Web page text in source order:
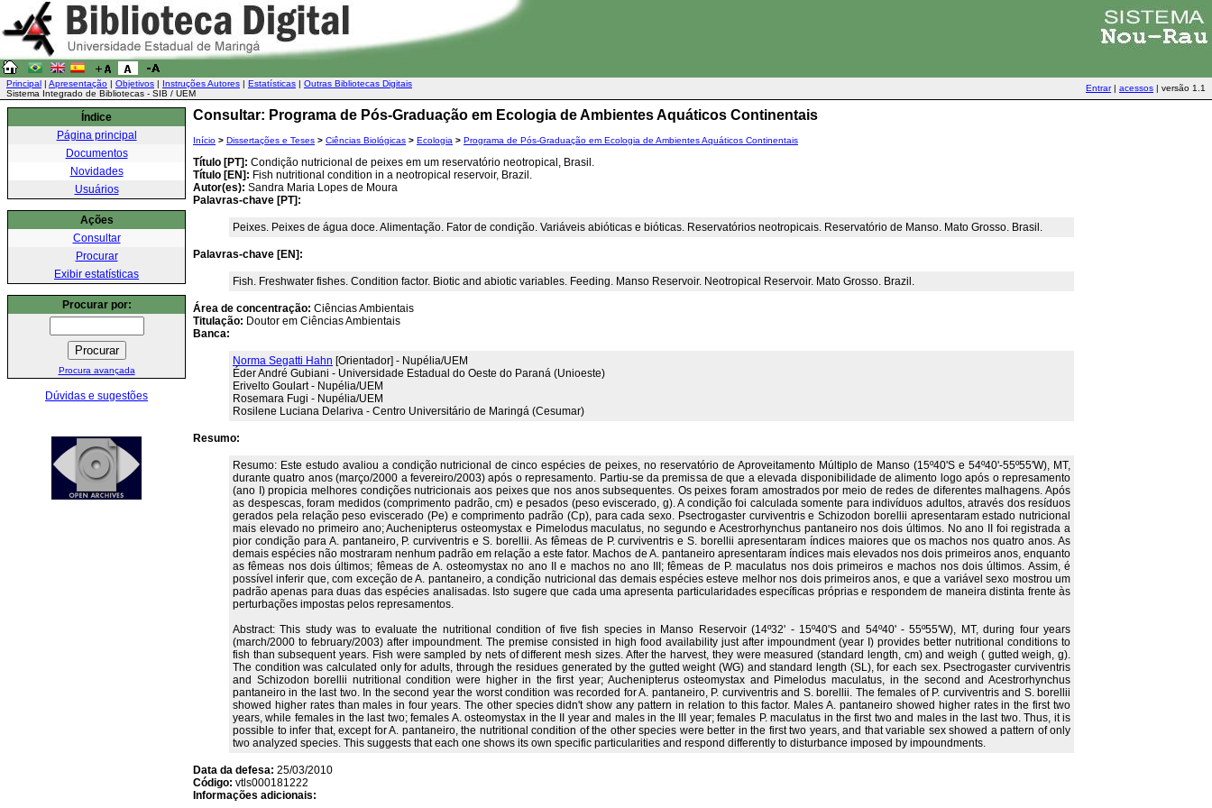
Principal | Apresentação | Objetivos | Instruções Autores | Estatísticas | Outras Bibliotecas Digitais
Sistema Integrado de Bibliotecas - SIB / UEM
Entrar| acessos | versão 1.1
Índice
Página principal
Documentos
Novidades
Usuários
Ações
Consultar
Procurar
Exibir estatísticas
Procurar por:
Procura avançada
Dúvidas e sugestões
Consultar: Programa de Pós-Graduação em Ecologia de Ambientes Aquáticos Continentais
Início > Dissertações e Teses > Ciências Biológicas > Ecologia > Programa de Pós-Graduação em Ecologia de Ambientes Aquáticos Continentais
Título [PT]: Condição nutricional de peixes em um reservatório neotropical, Brasil.
Título [EN]: Fish nutritional condition in a neotropical reservoir, Brazil.
Autor(es): Sandra Maria Lopes de Moura
Palavras-chave [PT]:
Peixes. Peixes de água doce. Alimentação. Fator de condição. Variáveis abióticas e bióticas. Reservatórios neotropicais. Reservatório de Manso. Mato Grosso. Brasil.
Palavras-chave [EN]:
Fish. Freshwater fishes. Condition factor. Biotic and abiotic variables. Feeding. Manso Reservoir. Neotropical Reservoir. Mato Grosso. Brazil.
Área de concentração: Ciências Ambientais
Titulação: Doutor em Ciências Ambientais
Banca:
Norma Segatti Hahn [Orientador] - Nupélia/UEM
Éder André Gubiani - Universidade Estadual do Oeste do Paraná (Unioeste)
Erivelto Goulart - Nupélia/UEM
Rosemara Fugi - Nupélia/UEM
Rosilene Luciana Delariva - Centro Universitário de Maringá (Cesumar)
Resumo:
Resumo: Este estudo avaliou a condição nutricional de cinco espécies de peixes, no reservatório de Aproveitamento Múltiplo de Manso (15º40'S e 54º40'-55º55'W), MT,
durante quatro anos (março/2000 a fevereiro/2003) após o represamento. Partiu-se da premissa de que a elevada disponibilidade de alimento logo após o represamento
(ano I) propicia melhores condições nutricionais aos peixes que nos anos subsequentes. Os peixes foram amostrados por meio de redes de diferentes malhagens. Após
as despescas, foram medidos (comprimento padrão, cm) e pesados (peso eviscerado, g). A condição foi calculada somente para indivíduos adultos, através dos resíduos
gerados pela relação peso eviscerado (Pe) e comprimento padrão (Cp), para cada sexo. Psectrogaster curviventris e Schizodon borellii apresentaram estado nutricional
mais elevado no primeiro ano; Auchenipterus osteomystax e Pimelodus maculatus, no segundo e Acestrorhynchus pantaneiro nos dois últimos. No ano II foi registrada a
pior condição para A. pantaneiro, P. curviventris e S. borellii. As fêmeas de P. curviventris e S. borellii apresentaram índices maiores que os machos nos quatro anos. As
demais espécies não mostraram nenhum padrão em relação a este fator. Machos de A. pantaneiro apresentaram índices mais elevados nos dois primeiros anos, enquanto
as fêmeas nos dois últimos; fêmeas de A. osteomystax no ano II e machos no ano III; fêmeas de P. maculatus nos dois primeiros e machos nos dois últimos. Assim, é
possível inferir que, com exceção de A. pantaneiro, a condição nutricional das demais espécies esteve melhor nos dois primeiros anos, e que a variável sexo mostrou um
padrão apenas para duas das espécies analisadas. Isto sugere que cada uma apresenta particularidades específicas próprias e respondem de maneira distinta frente às
perturbações impostas pelos represamentos.
Abstract: This study was to evaluate the nutritional condition of five fish species in Manso Reservoir (14º32' - 15º40'S and 54º40' - 55º55'W), MT, during four years
(march/2000 to february/2003) after impoundment. The premise consisted in high food availability just after impoundment (year I) provides better nutritional conditions to
fish than subsequent years. Fish were sampled by nets of different mesh sizes. After the harvest, they were measured (standard length, cm) and weigh ( gutted weigh, g).
The condition was calculated only for adults, through the residues generated by the gutted weight (WG) and standard length (SL), for each sex. Psectrogaster curviventris
and Schizodon borellii nutritional condition were higher in the first year; Auchenipterus osteomystax and Pimelodus maculatus, in the second and Acestrorhynchus
pantaneiro in the last two. In the second year the worst condition was recorded for A. pantaneiro, P. curviventris and S. borellii. The females of P. curviventris and S. borellii
showed higher rates than males in four years. The other species didn't show any pattern in relation to this factor. Males A. pantaneiro showed higher rates in the first two
years, while females in the last two; females A. osteomystax in the II year and males in the III year; females P. maculatus in the first two and males in the last two. Thus, it is
possible to infer that, except for A. pantaneiro, the nutritional condition of the other species were better in the first two years, and that variable sex showed a pattern of only
two analyzed species. This suggests that each one shows its own specific particularities and respond differently to disturbance imposed by impoundments.
Data da defesa: 25/03/2010
Código: vtls000181222
Informações adicionais: